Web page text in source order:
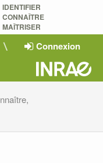
IDENTIFIER
CONNAÎTRE
MAÎTRISER
Connexion